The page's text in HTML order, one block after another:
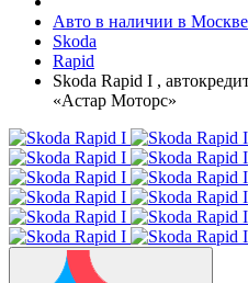
Авто в наличии в Москве
Skoda
Rapid
Skoda Rapid I ,
«Астар Моторс»